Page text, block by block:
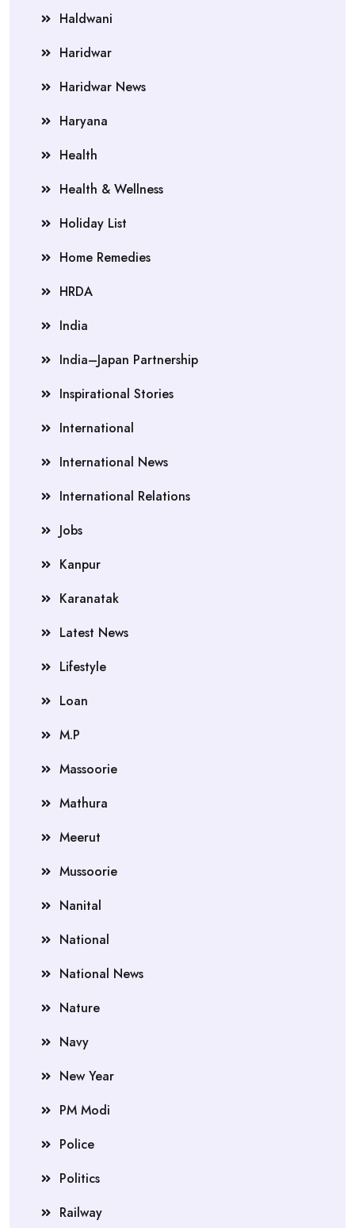
Haldwani
Haridwar
Haridwar News
Haryana
Health
Health & Wellness
Holiday List
Home Remedies
HRDA
India
India–Japan Partnership
Inspirational Stories
International
International News
International Relations
Jobs
Kanpur
Karanatak
Latest News
Lifestyle
Loan
M.P
Massoorie
Mathura
Meerut
Mussoorie
Nanital
National
National News
Nature
Navy
New Year
PM Modi
Police
Politics
Railway